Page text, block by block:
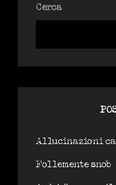
Cerca
Allucinazioni
Follemente snob